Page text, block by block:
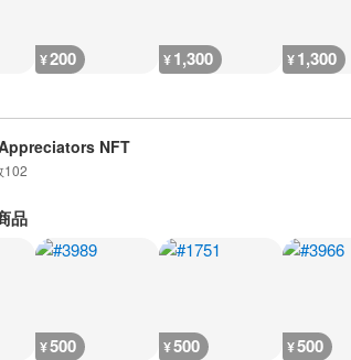
¥200 ¥1,300 ¥1,300
NFT
102
品
¥500 ¥500 ¥500